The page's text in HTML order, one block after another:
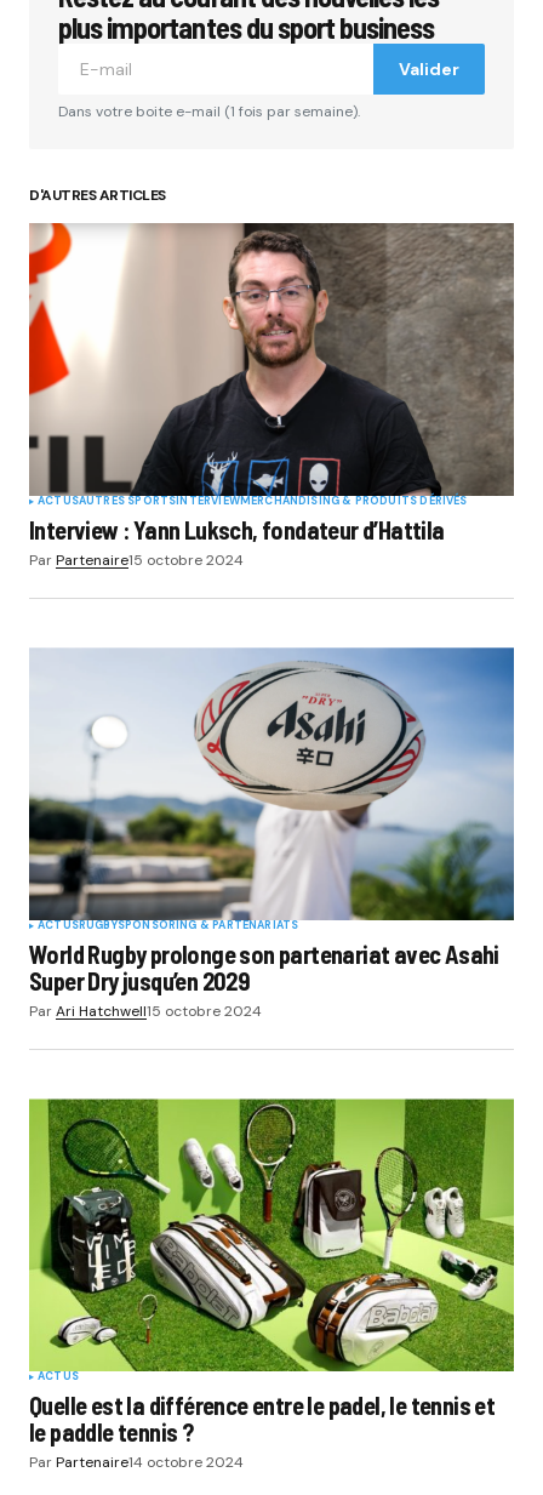
plus importantes du sport business
Valider
Dans votre boite e-mail (1 fois par semaine).
D'AUTRES ARTICLES
ACTUSAUTRES SPORTSINTERVIEWMERCHANDISING & PRODUITS DÉRIVÉS
Interview : Yann Luksch, fondateur d’Hattila
ParPartenaire15 octobre 2024
ACTUSRUGBYSPONSORING & PARTENARIATS
World Rugby prolonge son partenariat avec Asahi
Super Dry jusqu’en 2029
ParAri Hatchwell15 octobre 2024
ACTUS
Quelle est la différence entre le padel, le tennis et
le paddle tennis ?
ParPartenaire14 octobre 2024